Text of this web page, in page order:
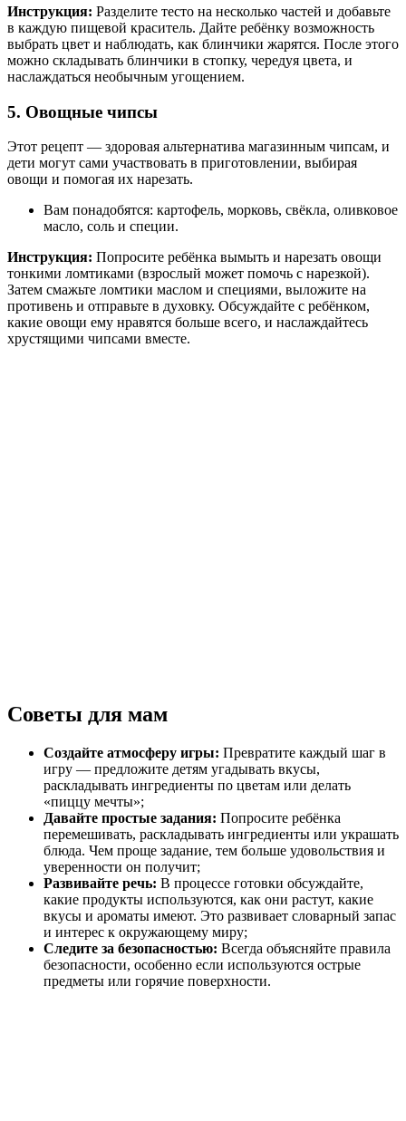
Инструкция: Разделите тесто на несколько частей и добавьте
в каждую пищевой краситель. Дайте ребёнку возможность
выбрать цвет и наблюдать, как блинчики жарятся. После этого
можно складывать блинчики в стопку, чередуя цвета, и
наслаждаться необычным угощением.
5. Овощные чипсы
Этот рецепт — здоровая альтернатива магазинным чипсам, и
дети могут сами участвовать в приготовлении, выбирая
овощи и помогая их нарезать.
Вам понадобятся: картофель, морковь, свёкла, оливковое
масло, соль и специи.
Инструкция: Попросите ребёнка вымыть и нарезать овощи
тонкими ломтиками (взрослый может помочь с нарезкой).
Затем смажьте ломтики маслом и специями, выложите на
противень и отправьте в духовку. Обсуждайте с ребёнком,
какие овощи ему нравятся больше всего, и наслаждайтесь
хрустящими чипсами вместе.
Советы для мам
Создайте атмосферу игры: Превратите каждый шаг в
игру — предложите детям угадывать вкусы,
раскладывать ингредиенты по цветам или делать
«пиццу мечты»;
Давайте простые задания: Попросите ребёнка
перемешивать, раскладывать ингредиенты или украшать
блюда. Чем проще задание, тем больше удовольствия и
уверенности он получит;
Развивайте речь: В процессе готовки обсуждайте,
какие продукты используются, как они растут, какие
вкусы и ароматы имеют. Это развивает словарный запас
и интерес к окружающему миру;
Следите за безопасностью: Всегда объясняйте правила
безопасности, особенно если используются острые
предметы или горячие поверхности.